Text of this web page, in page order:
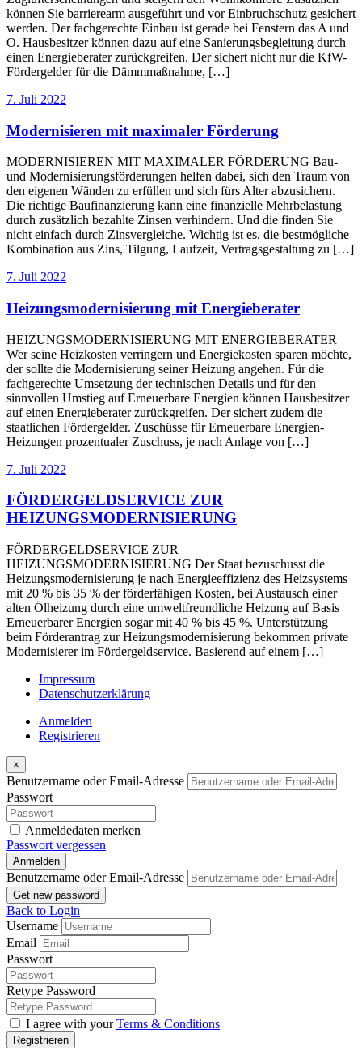
können Sie barrierearm ausgeführt und vor Einbruchschutz gesichert
werden. Der fachgerechte Einbau ist gerade bei Fenstern das A und
O. Hausbesitzer können dazu auf eine Sanierungsbegleitung durch
einen Energieberater zurückgreifen. Der sichert nicht nur die KfW-
Fördergelder für die Dämmmaßnahme, […]
7. Juli 2022
Modernisieren mit maximaler Förderung
MODERNISIEREN MIT MAXIMALER FÖRDERUNG Bau-
und Modernisierungsförderungen helfen dabei, sich den Traum von
den eigenen Wänden zu erfüllen und sich fürs Alter abzusichern.
Die richtige Baufinanzierung kann eine finanzielle Mehrbelastung
durch zusätzlich bezahlte Zinsen verhindern. Und die finden Sie
nicht einfach durch Zinsvergleiche. Wichtig ist es, die bestmögliche
Kombination aus Zins, Tilgung, Laufzeit, Vertragsgestaltung zu […]
7. Juli 2022
Heizungsmodernisierung mit Energieberater
HEIZUNGSMODERNISIERUNG MIT ENERGIEBERATER
Wer seine Heizkosten verringern und Energiekosten sparen möchte,
der sollte die Modernisierung seiner Heizung angehen. Für die
fachgerechte Umsetzung der technischen Details und für den
sinnvollen Umstieg auf Erneuerbare Energien können Hausbesitzer
auf einen Energieberater zurückgreifen. Der sichert zudem die
staatlichen Fördergelder. Zuschüsse für Erneuerbare Energien-
Heizungen prozentualer Zuschuss, je nach Anlage von […]
7. Juli 2022
FÖRDERGELDSERVICE ZUR
HEIZUNGSMODERNISIERUNG
FÖRDERGELDSERVICE ZUR
HEIZUNGSMODERNISIERUNG Der Staat bezuschusst die
Heizungsmodernisierung je nach Energieeffizienz des Heizsystems
mit 20 % bis 35 % der förderfähigen Kosten, bei Austausch einer
alten Ölheizung durch eine umweltfreundliche Heizung auf Basis
Erneuerbarer Energien sogar mit 40 % bis 45 %. Unterstützung
beim Förderantrag zur Heizungsmodernisierung bekommen private
Modernisierer im Fördergeldservice. Basierend auf einem […]
Impressum
Datenschutzerklärung
Anmelden
Registrieren
×
Benutzername oder Email-Adresse
Passwort
Anmeldedaten merken
Passwort vergessen
Anmelden
Benutzername oder Email-Adresse
Get new password
Back to Login
Username
Email
Passwort
Retype Password
I agree with yourTerms & Conditions
Registrieren